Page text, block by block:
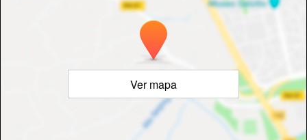
Ver mapa